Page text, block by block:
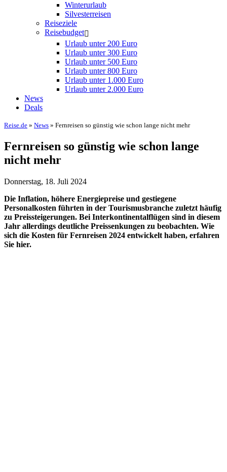
Winterurlaub
Silvesterreisen
Reiseziele
Reisebudget
Urlaub unter 200 Euro
Urlaub unter 300 Euro
Urlaub unter 500 Euro
Urlaub unter 800 Euro
Urlaub unter 1.000 Euro
Urlaub unter 2.000 Euro
News
Deals
Reise.de » News » Fernreisen so günstig wie schon lange nicht mehr
Fernreisen so günstig wie schon lange
nicht mehr
Donnerstag, 18. Juli 2024
Die Inflation, höhere Energiepreise und gestiegene
Personalkosten führten in der Tourismusbranche zuletzt häufig
zu Preissteigerungen. Bei Interkontinentalflügen sind in diesem
Jahr allerdings deutliche Preissenkungen zu beobachten. Wie
sich die Kosten für Fernreisen 2024 entwickelt haben, erfahren
Sie hier.